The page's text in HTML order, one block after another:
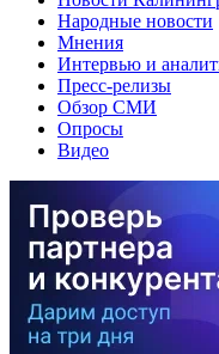
Народные новости
Мнения
Интервью и
Пресс-релизы
Обзор СМИ
Опросы
Видео